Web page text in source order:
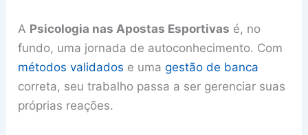
A Psicologia nas Apostas Esportivas é, no
fundo, uma jornada de autoconhecimento. Com
métodos validados e umagestão de banca
correta, seu trabalho passa a ser gerenciar suas
próprias reações.